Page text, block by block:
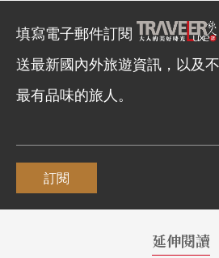
填寫電子郵件訂閱
送最新國內外旅遊資訊，以及
最有品味的旅人。
訂閱
延伸閱讀